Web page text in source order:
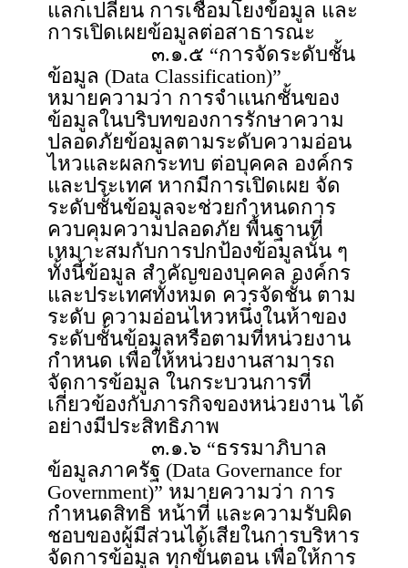
แลกเปลี่ยน การเชื่อมโยงข้อมูล และ
การเปิดเผยข้อมูลต่อสาธารณะ
๓.๑.๕ “การจัดระดับชั้น
ข้อมูล (Data Classification)”
หมายความว่า การจำแนกชั้นของ
ข้อมูลในบริบทของการรักษาความ
ปลอดภัยข้อมูลตามระดับความอ่อน
ไหวและผลกระทบ ต่อบุคคล องค์กร
และประเทศ หากมีการเปิดเผย จัด
ระดับชั้นข้อมูลจะช่วยกำหนดการ
ควบคุมความปลอดภัย พื้นฐานที่
เหมาะสมกับการปกป้องข้อมูลนั้น ๆ
ทั้งนี้ข้อมูล สำคัญของบุคคล องค์กร
และประเทศทั้งหมด ควรจัดชั้น ตาม
ระดับ ความอ่อนไหวหนึ่งในห้าของ
ระดับชั้นข้อมูลหรือตามที่หน่วยงาน
กำหนด เพื่อให้หน่วยงานสามารถ
จัดการข้อมูล ในกระบวนการที่
เกี่ยวข้องกับภารกิจของหน่วยงาน ได้
อย่างมีประสิทธิภาพ
๓.๑.๖ “ธรรมาภิบาล
ข้อมูลภาครัฐ (Data Governance for
Government)” หมายความว่า การ
กำหนดสิทธิ หน้าที่ และความรับผิด
ชอบของผู้มีส่วนได้เสียในการบริหาร
จัดการข้อมูล ทุกขั้นตอน เพื่อให้การ